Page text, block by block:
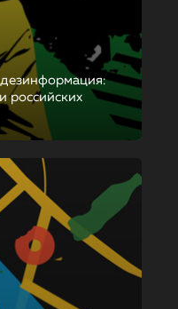
российских